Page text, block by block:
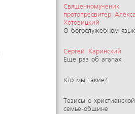
Священномученик
протопресвитер
Хотовицкий
О богослужебном
Сергей Каринский
Еще раз об агапах
Кто мы такие?
Тезисы о христианской
семье-общине